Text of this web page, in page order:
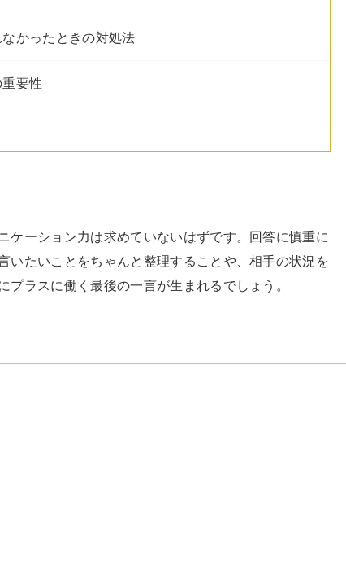
かったときの対処法
要性
ケーション力は求めていないはずです。回答に慎重に
いたいことをちゃんと整理することや、相手の状況を
ラスに働く最後の一言が生まれるでしょう。